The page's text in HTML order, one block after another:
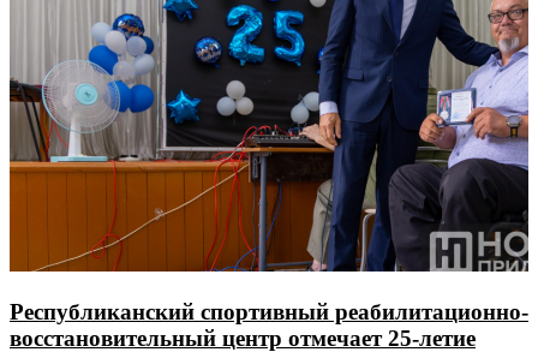
Республиканский спортивный реабилитационно-
восстановительный центр отмечает 25-летие